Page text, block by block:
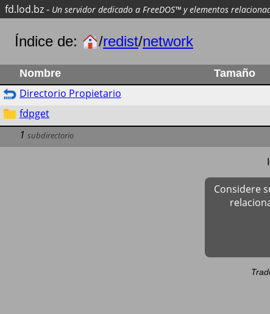
fd.lod.bz- Un servidor dedicado a FreeDOS™ y elementos
Índice de: /redist/network
Nombre Tamaño
Directorio Propietario
fdpget
1 subdirectorio
Considere